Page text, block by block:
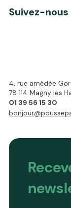
4, rue amédée
78 114 Magny les
01 39 56 15 30
Suivez-nous